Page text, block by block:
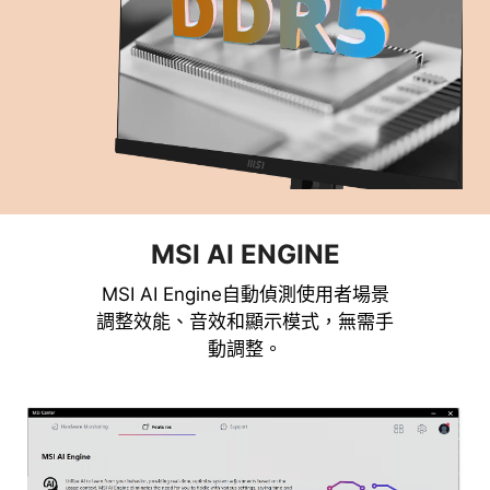
MSI AI ENGINE
MSI AI Engine自動偵測使用者場景
調整效能、音效和顯示模式，無需手
動調整。